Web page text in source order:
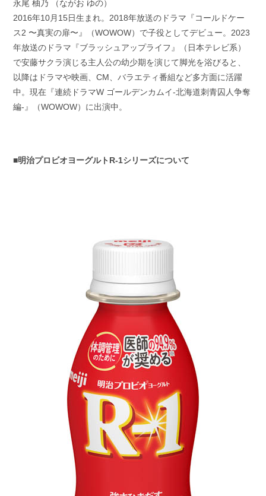
永尾 柚乃 （ながお ゆの）
2016年10月15日生まれ。2018年放送のドラマ『コールドケー
ス2 〜真実の扉〜』（WOWOW）で子役としてデビュー。2023
年放送のドラマ『ブラッシュアップライフ』（日本テレビ系）
で安藤サクラ演じる主人公の幼少期を演じて脚光を浴びると、
以降はドラマや映画、CM、バラエティ番組など多方面に活躍
中。現在『連続ドラマW ゴールデンカムイ-北海道刺青囚人争奪
編-』（WOWOW）に出演中。
■明治プロビオヨーグルトR-1シリーズについて